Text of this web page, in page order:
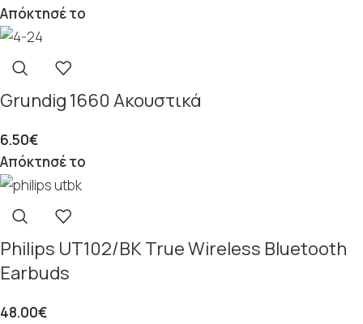
Απόκτησέ το
Grundig 1660 Ακουστικά
6.50€
Απόκτησέ το
Philips UT102/BK True Wireless Bluetooth
Earbuds
48.00€